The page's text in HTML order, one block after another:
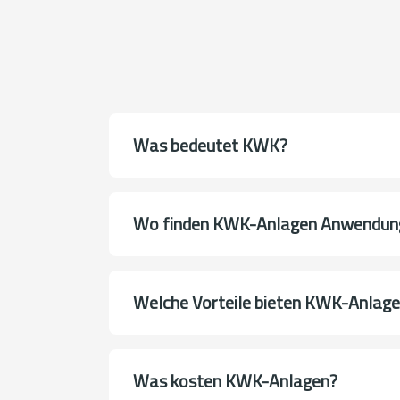
Was bedeutet KWK?
Wo finden KWK-Anlagen
Welche Vorteile bieten KWK-
Was kosten KWK-Anlagen?